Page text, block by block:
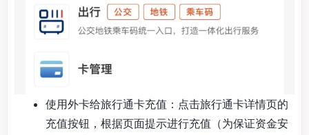
使用外卡给旅行通卡充值：点击旅行通卡详情页的
充值按钮，根据页面提示进行充值（为保证资金安